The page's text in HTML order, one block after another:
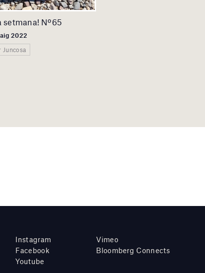
setmana! Nº65
2022
Instagram
Facebook
Youtube
Vimeo
Bloomberg Connects